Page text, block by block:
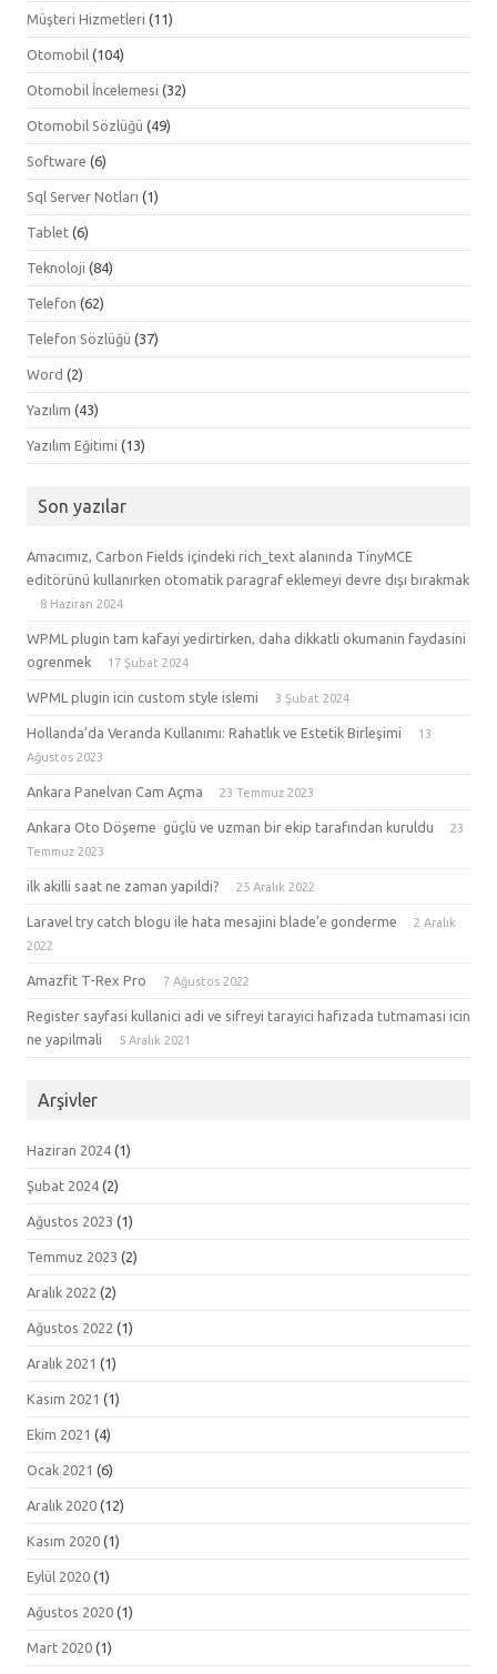
Müşteri Hizmetleri (11)
Otomobil (104)
Otomobil İncelemesi (32)
Otomobil Sözlüğü (49)
Software (6)
Sql Server Notları (1)
Tablet (6)
Teknoloji (84)
Telefon (62)
Telefon Sözlüğü (37)
Word (2)
Yazılım (43)
Yazılım Eğitimi (13)
Son yazılar
Amacımız, Carbon Fields içindeki rich_text alanında TinyMCE
editörünü kullanırken otomatik paragraf eklemeyi devre dışı bırakmak
8 Haziran 2024
WPML plugin tam kafayi yedirtirken, daha dikkatli okumanin faydasini
ogrenmek
17 Şubat 2024
WPML plugin icin custom style islemi 3 Şubat 2024
Hollanda’da Veranda Kullanımı: Rahatlık ve Estetik Birleşimi
13
Ağustos 2023
Ankara Panelvan Cam Açma 23 Temmuz 2023
Ankara Oto Döşeme güçlü ve uzman bir ekip tarafından kuruldu
23
Temmuz 2023
ilk akilli saat ne zaman yapildi? 25 Aralık 2022
Laravel try catch blogu ile hata mesajini blade’e gonderme
2 Aralık
2022
Amazfit T-Rex Pro 7 Ağustos 2022
Register sayfasi kullanici adi ve sifreyi tarayici hafizada tutmamasi icin
ne yapilmali
5 Aralık 2021
Arşivler
Haziran 2024 (1)
Şubat 2024 (2)
Ağustos 2023 (1)
Temmuz 2023 (2)
Aralık 2022 (2)
Ağustos 2022 (1)
Aralık 2021 (1)
Kasım 2021 (1)
Ekim 2021 (4)
Ocak 2021 (6)
Aralık 2020 (12)
Kasım 2020 (1)
Eylül 2020 (1)
Ağustos 2020 (1)
Mart 2020 (1)